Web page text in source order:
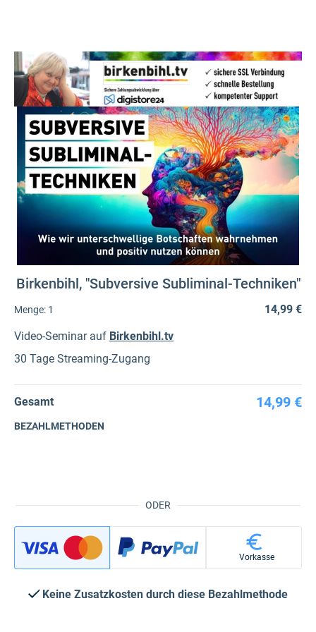
Birkenbihl, "Subversive Subliminal-Techniken"
Menge: 1
14,99 €
Video-Seminar auf Birkenbihl.tv
30 Tage Streaming-Zugang
Gesamt 14,99 €
ODER
BEZAHLMETHODEN
Vorkasse
Keine Zusatzkosten durch diese Bezahlmethode